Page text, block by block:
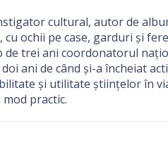
cultural, autor de
ochii pe case, garduri și
trei ani coordonatorul
ani de când și-a încheiat
și utilitate științelor în
practic.